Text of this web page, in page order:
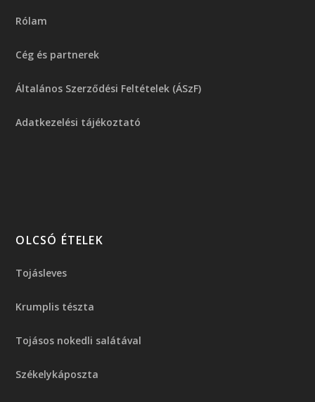
Rólam
Cég és partnerek
Általános Szerződési Feltételek (ÁSzF)
Adatkezelési tájékoztató
OLCSÓ ÉTELEK
Tojásleves
Krumplis tészta
Tojásos nokedli salátával
Székelykáposzta